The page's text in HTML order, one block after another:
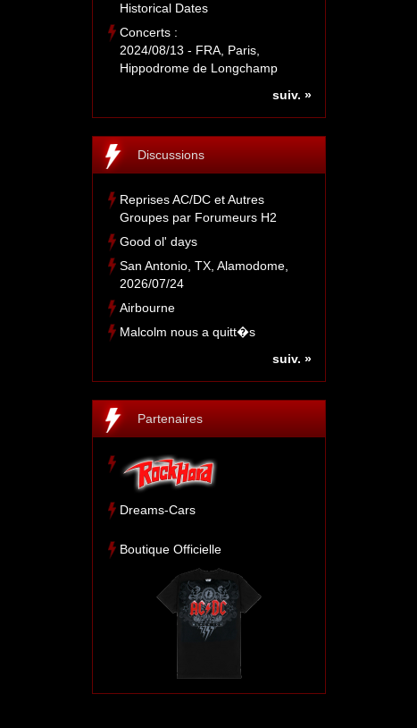
Historical Dates
Concerts :
2024/08/13 - FRA, Paris,
Hippodrome de Longchamp
suiv. »
Discussions
Reprises AC/DC et Autres
Groupes par Forumeurs H2
Good ol' days
San Antonio, TX, Alamodome,
2026/07/24
Airbourne
Malcolm nous a quitt�s
suiv. »
Partenaires
Dreams-Cars
Boutique Officielle